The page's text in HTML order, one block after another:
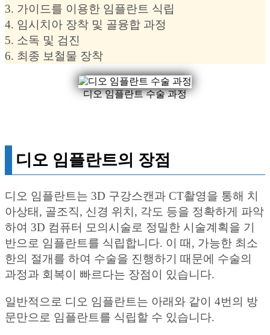
3. 가이드를 이용한 임플란트 식립
4. 임시치아 장착 및 골융합 과정
5. 소독 및 검진
6. 최종 보철물 장착
디오 임플란트 수술 과정
디오 임플란트의 장점
디오 임플란트는 3D 구강스캔과 CT촬영을 통해 치
아상태, 골조직, 신경 위치, 각도 등을 정확하게 파악
하여 3D 컴퓨터 모의시술로 정밀한 시술계획을 기
반으로 임플란트를 식립합니다. 이 때, 가능한 최소
한의 절개를 하여 수술을 진행하기 때문에 수술의
과정과 회복이 빠르다는 장점이 있습니다.
일반적으로 디오 임플란트는 아래와 같이 4번의 방
문만으로 임플란트를 식립할 수 있습니다.